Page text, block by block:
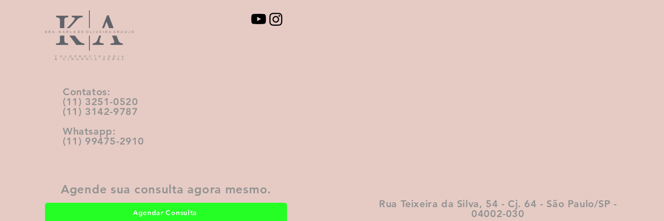
Contatos:
(11) 3251-0520‬
(11) 3142-9787‬
Whatsapp:
(11) 99475-2910‬
Agende sua consulta agora mesmo.
Agendar Consulta
Rua Teixeira da Silva, 54 - Cj. 64 - São Paulo/SP -
04002-030